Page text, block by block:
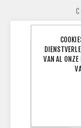
BREEDTE
VAN AL